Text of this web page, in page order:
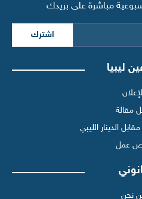
مباشرة على بريدك
اشترك
ليبيا
مقالة
الدينار الليبي
عمل
نحن